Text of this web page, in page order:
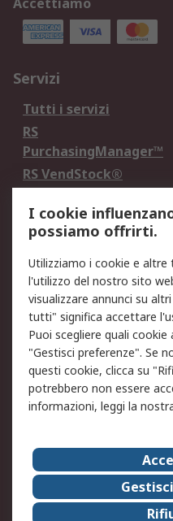
Accettiamo
Servizi
Tutti i servizi
RS
PurchasingManager™
RS VendStock®
Legale
Informativa Cookie
Email Security
Condizioni di vendita
Etica e responsabilità
Chi Siamo
Chi Siamo
Supporto
Carriere
Press Centre
I cookie
possiamo offrirti.
Utilizziamo i cookie e altre
l'utilizzo del nostro sito
visualizzare annunci su
tutti" significa accettare
Puoi scegliere quali
"Gestisci preferenze". Se
questi cookie, clicca su
potrebbero non essere
informazioni, leggi la